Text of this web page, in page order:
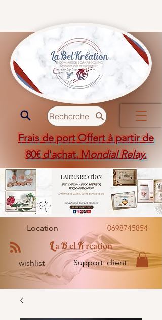
Recherche
Frais de port Offert à partir de
80€ d'achat. Mondial Relay.
Location 0698745854
LaBelKreation
wishlist Support client